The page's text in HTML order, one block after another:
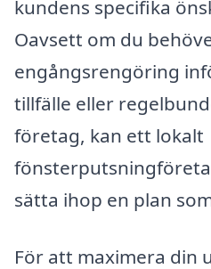
kundens specifika
Oavsett om du
engångsrengöring
tillfälle eller
företag, kan ett lokalt
sätta ihop en plan
För att maximera din